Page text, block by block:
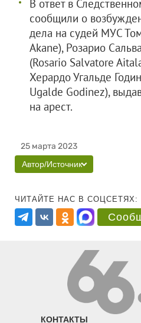
В ответ в
сообщили о
дела на судей МУС
Akane), Розарио
(Rosario Salvatore
Херардо Угальде
Ugalde Godinez),
на арест.
25 марта 2023
Автор/Источник
ЧИТАЙТЕ НАС В СОЦСЕТЯХ:
КОНТАКТЫ